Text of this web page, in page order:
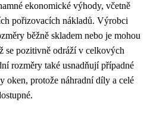
ekonomické výhody, včetně
pořizovacích nákladů. Výrobci
běžně skladem nebo je mohou
se pozitivně odráží v celkových
rozměry také usnadňují případné
oken, protože náhradní díly a celé